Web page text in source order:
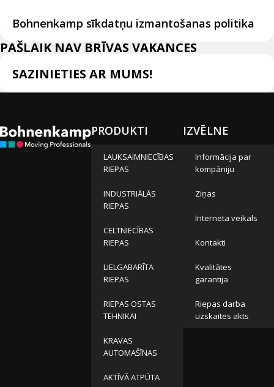
Bohnenkamp sīkdatņu izmantošanas politika
PAŠLAIK NAV BRĪVAS VAKANCES
SAZINIETIES AR MUMS!
PRODUKTI
LAUKSAIMNIECĪBAS
RIEPAS
INDUSTRIĀLĀS
RIEPAS
CELTNIECĪBAS
RIEPAS
LIELGABARĪTA
RIEPAS
RIEPAS OSTAS
TEHNIKAI
KRAVAS
AUTOMAŠĪNAS
AKTĪVĀ ATPŪTA
IZVĒLNE
Informācija par
kompāniju
Ziņas
Interneta veikals
Kontakti
Kvalitātes
garantija
Riepas darba
uzskaites akts